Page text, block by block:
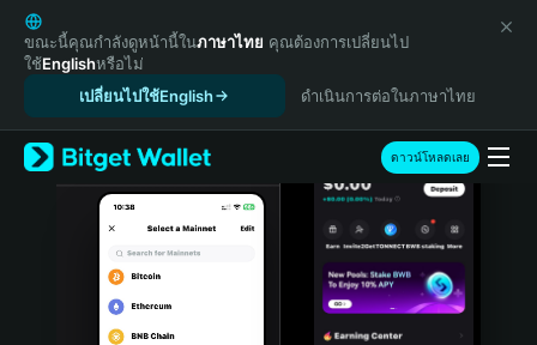
English
日本語
Tiếng Việt
Español (Latinoamérica)
Türkçe
Italiano
Português (Portugal)
ขณะนี้คุณกำลังดูหน้านี้ในภาษาไทย คุณต้องการเปลี่ยนไป
ใช้Englishหรือไม่
เปลี่ยนไปใช้English
ดำเนินการต่อในภาษาไทย
ดาวน์โหลดเลย